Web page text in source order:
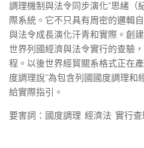
調理機制與法令同步演化”思緒（
際系統。它不只具有周密的邏輯
與法令成長演化汗青和實際。創
世界列國經濟與法令實行的查驗
程。以後世界經貿關系格式正在
度調理說”為包含列國國度調理和
給實際指引。
要害詞：國度調理 經濟法 實行